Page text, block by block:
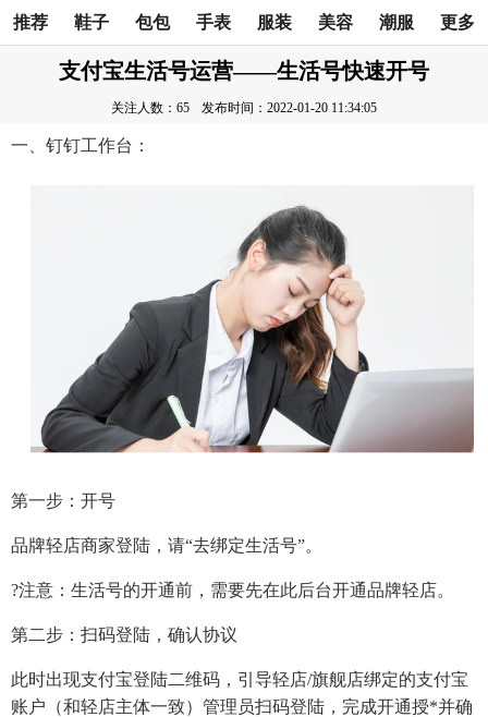
推荐 鞋子 包包 手表 服装 美容 潮服 更多
支付宝生活号运营——生活号快速开号
关注人数：65 发布时间：2022-01-20 11:34:05
一、钉钉工作台：
第一步：开号
品牌轻店商家登陆，请“去绑定生活号”。
?注意：生活号的开通前，需要先在此后台开通品牌轻店。
第二步：扫码登陆，确认协议
此时出现支付宝登陆二维码，引导轻店/旗舰店绑定的支付宝
账户（和轻店主体一致）管理员扫码登陆，完成开通授*并确